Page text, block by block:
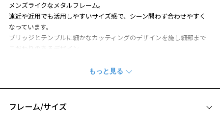
メンズライクなメタルフレーム。
遠近や近用でも活用しやすいサイズ感で、シーン問わず合わせやすく
なっています。
ブリッジとテンプルに細かなカッティングのデザインを施し細部まで
こだわりのあるデザイン。
剥き出し部分に衝撃を加えると、割れたり欠けたりしますのでご注意
ください。
※柄や色味の出方に個体差があり、画像と異なる場合がございます。
フレーム/サイズ